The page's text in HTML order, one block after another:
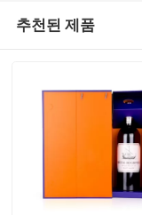
추천된 제품